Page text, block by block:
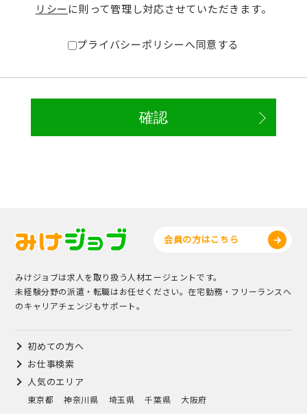
リシー に則って管理し対応させていただきます。
プライバシーポリシーへ同意する
会員の方はこちら
みけジョブは求人を取り扱う人材エージェントです。
未経験分野の派遣・転職はお任せください。在宅勤務・フリーランスへ
のキャリアチェンジもサポート。
初めての方へ
お仕事検索
人気のエリア
東京都 神奈川県 埼玉県 千葉県 大阪府